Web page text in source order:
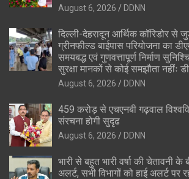
August 6, 2026 DDNN
दिल्ली-देहरादून आर्थिक कॉरिडोर से
ग्रीनफील्ड बाईपास परियोजना का
समयबद्ध एवं गुणवत्तापूर्ण निर्माण
सुरक्षा मानकों से कोई समझौता नहींः
August 6, 2026 DDNN
459 करोड़ से एचएनबी गढ़वाल
संरचना होगी सुदृढ
August 6, 2026 DDNN
भारी से बहुत भारी वर्षा की चेतावनी
अलर्ट, सभी विभागों को हाई अलर्ट पर